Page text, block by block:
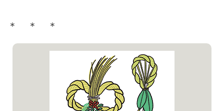
＊ ＊ ＊